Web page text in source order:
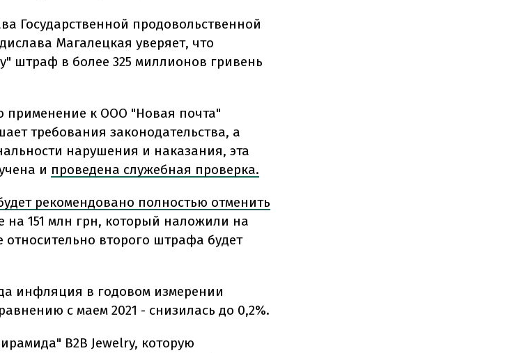
Государственной продовольственной
Магалецкая уверяет, что
штраф в более 325 миллионов гривень
применение к ООО "Новая почта"
требования законодательства, а
нарушения и наказания, эта
и проведена служебная проверка.
рекомендовано полностью отменить
на 151 млн грн, который наложили на
второго штрафа будет
инфляция в годовом измерении
с маем 2021 - снизилась до 0,2%.
B2B Jewelry, которую